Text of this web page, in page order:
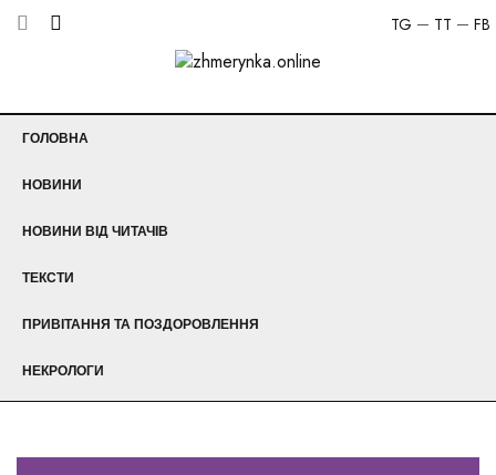
FB
TT
TG
ГОЛОВНА
НОВИНИ
НОВИНИ ВІД ЧИТАЧІВ
ТЕКСТИ
ПРИВІТАННЯ ТА ПОЗДОРОВЛЕННЯ
НЕКРОЛОГИ